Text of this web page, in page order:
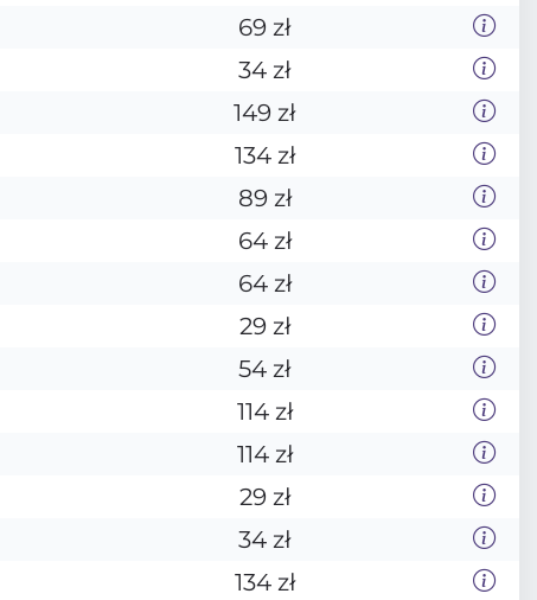
69 zł
34 zł
149 zł
134 zł
89 zł
64 zł
64 zł
29 zł
54 zł
114 zł
114 zł
29 zł
34 zł
134 zł